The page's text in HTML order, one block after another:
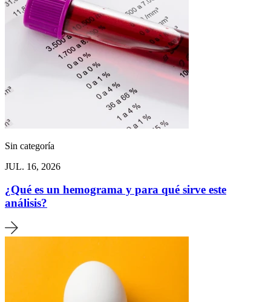
Sin categoría
JUL. 16, 2026
¿Qué es un hemograma y para qué sirve este
análisis?